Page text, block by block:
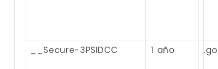
__Secure-3PSIDCC 1 año